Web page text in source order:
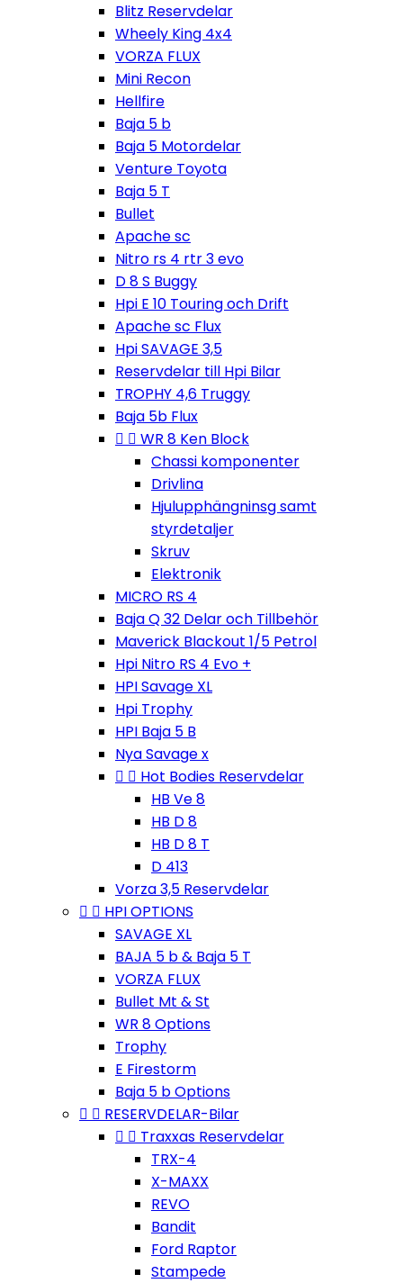
Blitz Reservdelar
Wheely King 4x4
VORZA FLUX
Mini Recon
Hellfire
Baja 5 b
Baja 5 Motordelar
Venture Toyota
Baja 5 T
Bullet
Apache sc
Nitro rs 4 rtr 3 evo
D 8 S Buggy
Hpi E 10 Touring och Drift
Apache sc Flux
Hpi SAVAGE 3,5
Reservdelar till Hpi Bilar
TROPHY 4,6 Truggy
Baja 5b Flux
  WR 8 Ken Block
Chassi komponenter
Drivlina
Hjulupphängninsg samt
styrdetaljer
Skruv
Elektronik
MICRO RS 4
Baja Q 32 Delar och Tillbehör
Maverick Blackout 1/5 Petrol
Hpi Nitro RS 4 Evo +
HPI Savage XL
Hpi Trophy
HPI Baja 5 B
Nya Savage x
  Hot Bodies Reservdelar
HB Ve 8
HB D 8
HB D 8 T
D 413
Vorza 3,5 Reservdelar
  HPI OPTIONS
SAVAGE XL
BAJA 5 b & Baja 5 T
VORZA FLUX
Bullet Mt & St
WR 8 Options
Trophy
E Firestorm
Baja 5 b Options
  RESERVDELAR-Bilar
  Traxxas Reservdelar
TRX-4
X-MAXX
REVO
Bandit
Ford Raptor
Stampede